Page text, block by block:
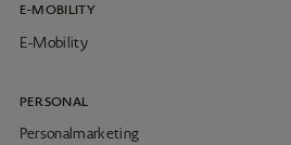
E-MOBILITY
E-Mobility
PERSONAL
Personalmarketing